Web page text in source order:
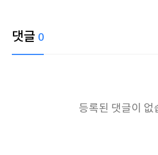
댓글 0
등록된 댓글이 없